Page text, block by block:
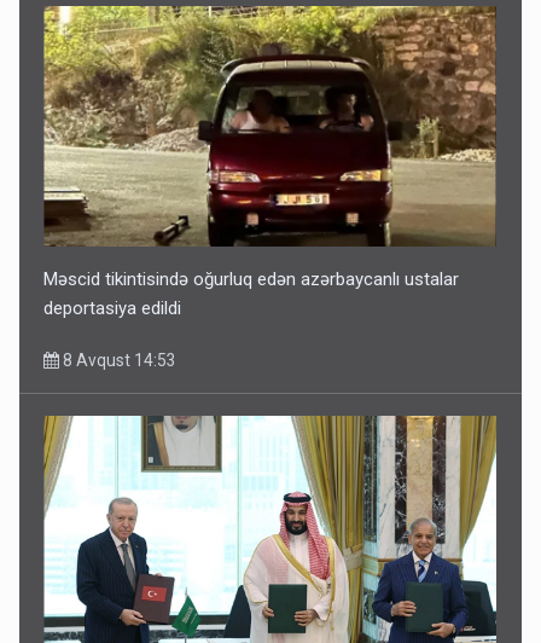
Məscid tikintisində oğurluq edən azərbaycanlı ustalar
deportasiya edildi
8 Avqust 14:53